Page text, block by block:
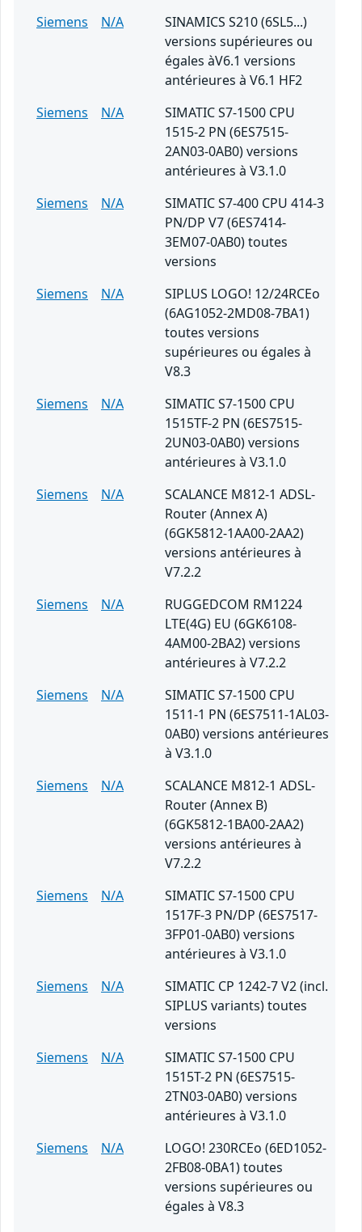
Siemens
N/A
SINAMICS S210 (6SL5...)
versions supérieures ou
égales àV6.1 versions
antérieures à V6.1 HF2
Siemens
N/A
SIMATIC S7-1500 CPU
1515-2 PN (6ES7515-
2AN03-0AB0) versions
antérieures à V3.1.0
Siemens
N/A
SIMATIC S7-400 CPU 414-3
PN/DP V7 (6ES7414-
3EM07-0AB0) toutes
versions
Siemens
N/A
SIPLUS LOGO! 12/24RCEo
(6AG1052-2MD08-7BA1)
toutes versions
supérieures ou égales à
V8.3
Siemens
N/A
SIMATIC S7-1500 CPU
1515TF-2 PN (6ES7515-
2UN03-0AB0) versions
antérieures à V3.1.0
Siemens
N/A
SCALANCE M812-1 ADSL-
Router (Annex A)
(6GK5812-1AA00-2AA2)
versions antérieures à
V7.2.2
Siemens
N/A
RUGGEDCOM RM1224
LTE(4G) EU (6GK6108-
4AM00-2BA2) versions
antérieures à V7.2.2
Siemens
N/A
SIMATIC S7-1500 CPU
1511-1 PN (6ES7511-1AL03-
0AB0) versions antérieures
à V3.1.0
Siemens
N/A
SCALANCE M812-1 ADSL-
Router (Annex B)
(6GK5812-1BA00-2AA2)
versions antérieures à
V7.2.2
Siemens
N/A
SIMATIC S7-1500 CPU
1517F-3 PN/DP (6ES7517-
3FP01-0AB0) versions
antérieures à V3.1.0
Siemens
N/A
SIMATIC CP 1242-7 V2 (incl.
SIPLUS variants) toutes
versions
Siemens
N/A
SIMATIC S7-1500 CPU
1515T-2 PN (6ES7515-
2TN03-0AB0) versions
antérieures à V3.1.0
Siemens
N/A
LOGO! 230RCEo (6ED1052-
2FB08-0BA1) toutes
versions supérieures ou
égales à V8.3